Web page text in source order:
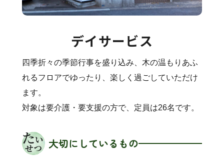
デイサービス
四季折々の季節行事を盛り込み、木の温もりあふ
れるフロアでゆったり、楽しく過ごしていただけ
ます。
対象は要介護・要支援の方で、定員は26名です。
大切にしているもの